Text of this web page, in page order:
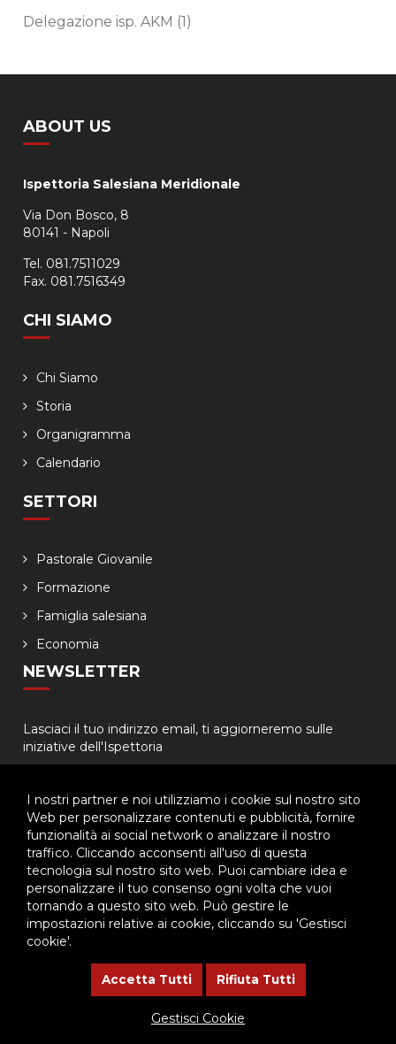
I nostri partner e noi utilizziamo i cookie sul nostro sito
Web per personalizzare contenuti e pubblicità, fornire
funzionalità ai social network o analizzare il nostro
traffico. Cliccando acconsenti all'uso di questa
tecnologia sul nostro sito web. Puoi cambiare idea e
personalizzare il tuo consenso ogni volta che vuoi
tornando a questo sito web. Può gestire le
impostazioni relative ai cookie, cliccando su 'Gestisci
cookie'.
Accetta Tutti Rifiuta Tutti
Gestisci Cookie
Delegazione isp. AKM (1)
ABOUT US
Ispettoria Salesiana Meridionale
Via Don Bosco, 8
80141 - Napoli
Tel. 081.7511029
Fax. 081.7516349
CHI SIAMO
Chi Siamo
Storia
Organigramma
Calendario
SETTORI
Pastorale Giovanile
Formazione
Famiglia salesiana
Economia
NEWSLETTER
Lasciaci il tuo indirizzo email, ti aggiorneremo sulle
iniziative dell'Ispettoria
© 2026 - Ispettoria Salesiana Meridionale - All rights reserved. | P.IVA
80057280630 |
Privacy & Cookie Policy - Gestisci Cookie
Questo plugin utilizza cookie per raccogliere dati e cookie di
terze parti per migliorare l'esperienza utente. Per visualizzare il
plugin è necessario dare il consenso.
Clicca qui per modificare le preferenze sulla Cookie Policy